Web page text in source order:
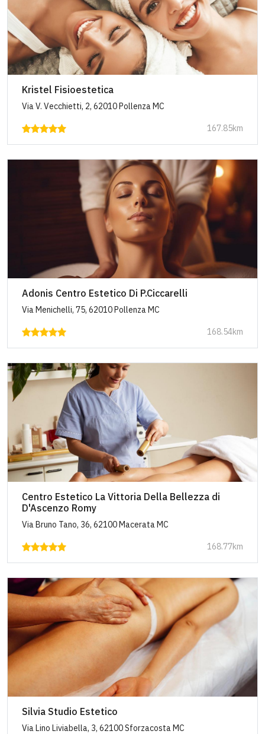
Kristel Fisioestetica
Via V. Vecchietti, 2, 62010 Pollenza MC
167.85km
Adonis Centro Estetico Di P.Ciccarelli
Via Menichelli, 75, 62010 Pollenza MC
168.54km
Centro Estetico La Vittoria Della Bellezza di
D'Ascenzo Romy
Via Bruno Tano, 36, 62100 Macerata MC
168.77km
Silvia Studio Estetico
Via Lino Liviabella, 3, 62100 Sforzacosta MC